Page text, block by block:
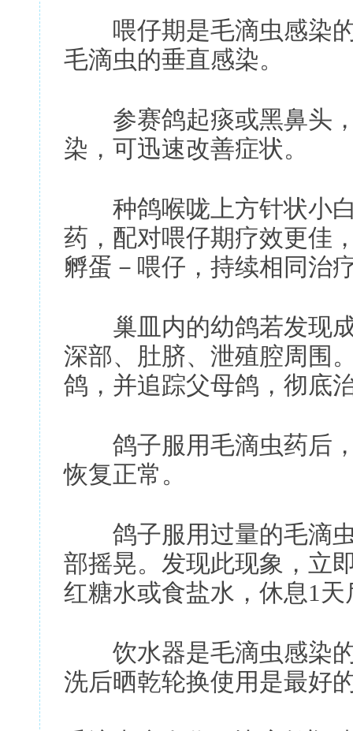
喂仔期是毛滴虫感染的
毛滴虫的垂直感染。
参赛鸽起痰或黑鼻头，
染，可迅速改善症状。
种鸽喉咙上方针状小白
药，配对喂仔期疗效更佳
孵蛋－喂仔，持续相同治
巢皿内的幼鸽若发现成
深部、肚脐、泄殖腔周围
鸽，并追踪父母鸽，彻底
鸽子服用毛滴虫药后，
恢复正常。
鸽子服用过量的毛滴虫
部摇晃。发现此现象，立
红糖水或食盐水，休息1
饮水器是毛滴虫感染的
洗后晒乾轮换使用是最好